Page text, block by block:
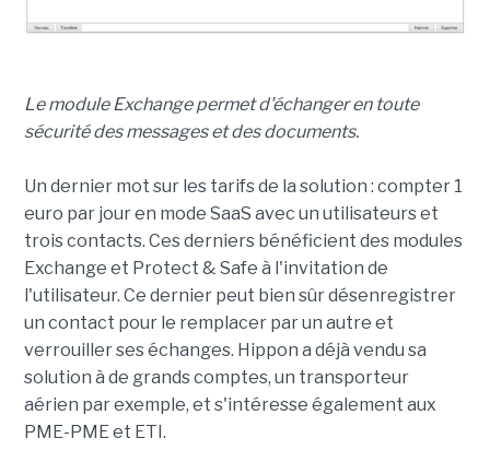
Le module Exchange permet d'échanger en toute
sécurité des messages et des documents.
Un dernier mot sur les tarifs de la solution : compter 1
euro par jour en mode SaaS avec un utilisateurs et
trois contacts. Ces derniers bénéficient des modules
Exchange et Protect & Safe à l'invitation de
l'utilisateur. Ce dernier peut bien sûr désenregistrer
un contact pour le remplacer par un autre et
verrouiller ses échanges. Hippon a déjà vendu sa
solution à de grands comptes, un transporteur
aérien par exemple, et s'intéresse également aux
PME-PME et ETI.